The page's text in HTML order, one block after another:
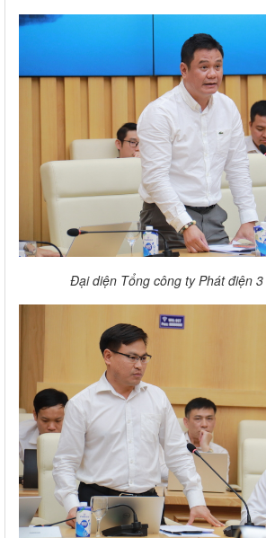
Đại diện Tổng công ty Phát điện